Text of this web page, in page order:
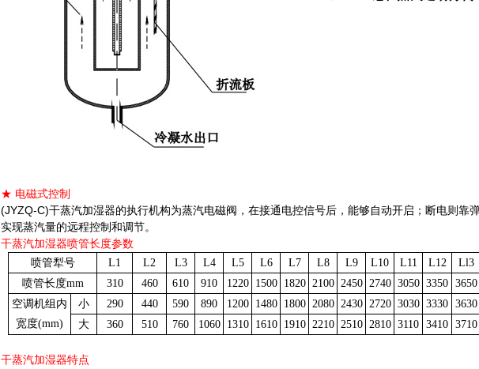
★ 电磁式控制
(JYZQ-C)干蒸汽加湿器的执行机构为蒸汽电磁阀，在接通电控信号后，能够自动开启；断电则靠
实现蒸汽量的远程控制和调节。
干蒸汽加湿器喷管长度参数
喷管犁号 L1 L2 L3 L4 L5 L6 L7 L8 L9 L10 L11 L12
Ll3
喷管长度mm
310 460 610 910 1220 1500 1820 2100 2450 2740 3050 3350 3650
空调机组内
宽度(mm)
小 290 440 590 890 1200 1480 1800 2080 2430 2720 3030 3330 3630
大
360 510 760 1060 1310 1610 1910 2210 2510 2810 3110 3410 3710
干蒸汽加湿器特点